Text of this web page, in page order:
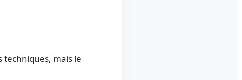
techniques, mais le